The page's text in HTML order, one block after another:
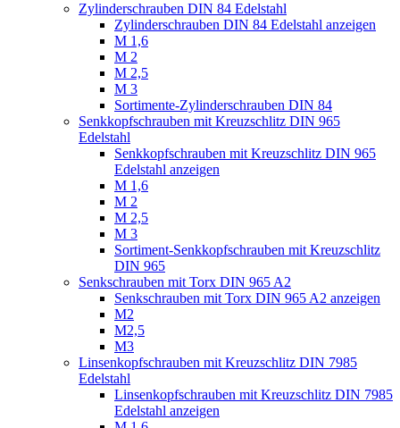
Zylinderschrauben DIN 84 Edelstahl
Zylinderschrauben DIN 84 Edelstahl anzeigen
M 1,6
M 2
M 2,5
M 3
Sortimente-Zylinderschrauben DIN 84
Senkkopfschrauben mit Kreuzschlitz DIN 965
Edelstahl
Senkkopfschrauben mit Kreuzschlitz DIN 965
Edelstahl anzeigen
M 1,6
M 2
M 2,5
M 3
Sortiment-Senkkopfschrauben mit Kreuzschlitz
DIN 965
Senkschrauben mit Torx DIN 965 A2
Senkschrauben mit Torx DIN 965 A2 anzeigen
M2
M2,5
M3
Linsenkopfschrauben mit Kreuzschlitz DIN 7985
Edelstahl
Linsenkopfschrauben mit Kreuzschlitz DIN 7985
Edelstahl anzeigen